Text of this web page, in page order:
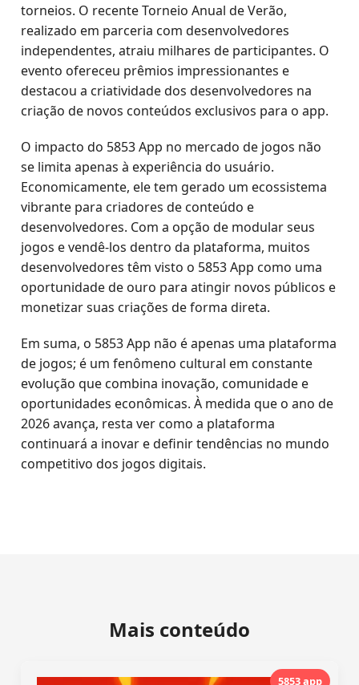
torneios. O recente Torneio Anual de Verão,
realizado em parceria com desenvolvedores
independentes, atraiu milhares de participantes. O
evento ofereceu prêmios impressionantes e
destacou a criatividade dos desenvolvedores na
criação de novos conteúdos exclusivos para o app.
O impacto do 5853 App no mercado de jogos não
se limita apenas à experiência do usuário.
Economicamente, ele tem gerado um ecossistema
vibrante para criadores de conteúdo e
desenvolvedores. Com a opção de modular seus
jogos e vendê-los dentro da plataforma, muitos
desenvolvedores têm visto o 5853 App como uma
oportunidade de ouro para atingir novos públicos e
monetizar suas criações de forma direta.
Em suma, o 5853 App não é apenas uma plataforma
de jogos; é um fenômeno cultural em constante
evolução que combina inovação, comunidade e
oportunidades econômicas. À medida que o ano de
2026 avança, resta ver como a plataforma
continuará a inovar e definir tendências no mundo
competitivo dos jogos digitais.
Mais conteúdo
5853 app